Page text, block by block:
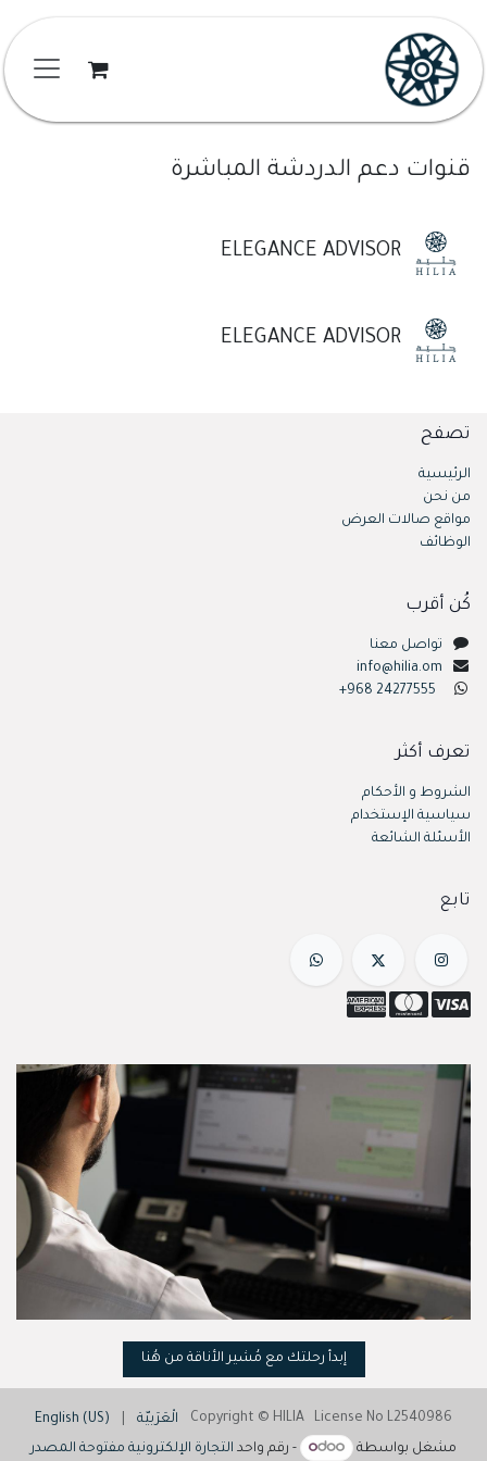
قنوات دعم الدردشة المباشرة
ELEGANCE ADVISOR
ELEGANCE ADVISOR
تصفح
الرئيسية
من نحن
مواقع صالات العرض
الوظائف
تابع
كُن أقرب
تواصل معنا
info@hilia.om
+968 24277555
تعرف أكثر
الشروط و الأحكام
سياسية الإستخدام
الأسئلة الشائعة
إبدأ رحلتك مع مُشير الأناقة من هُنا
Copyright © HILIA License No L2540986 الْعَرَبيّة
English (US)
مشغل بواسطة
- رقم واحد التجارة الإلكترونية مفتوحة المصدر